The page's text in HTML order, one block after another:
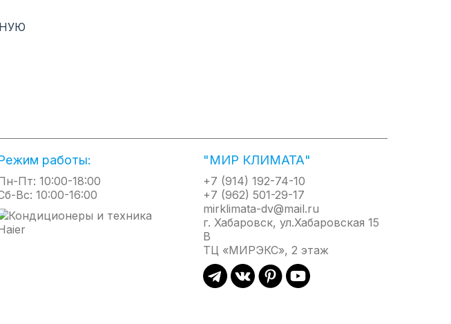
работы:
Пт: 10:00-18:00
Вс: 10:00-16:00
"МИР КЛИМАТА"
+7 (914) 192-74-10
+7 (962) 501-29-17
mirklimata-dv@mail.ru
г. Хабаровск, ул.Хабаровская 15
В
ТЦ «МИРЭКС», 2 этаж